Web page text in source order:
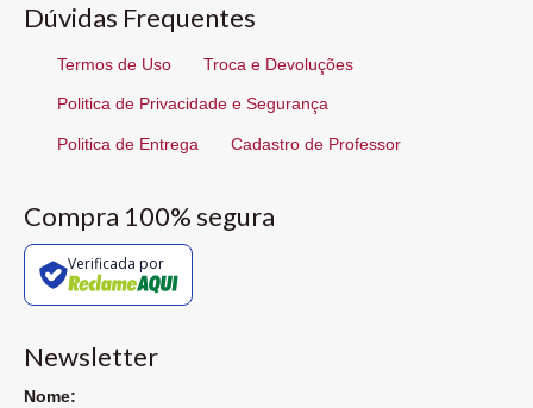
Dúvidas Frequentes
Termos de Uso Troca e Devoluções
Politica de Privacidade e Segurança
Politica de Entrega Cadastro de Professor
Compra 100% segura
Verificada por
Newsletter
Nome: